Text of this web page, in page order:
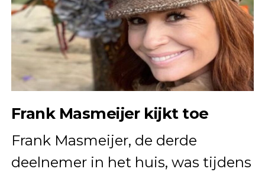
Frank Masmeijer kijkt toe
Frank Masmeijer, de derde
deelnemer in het huis, was tijdens